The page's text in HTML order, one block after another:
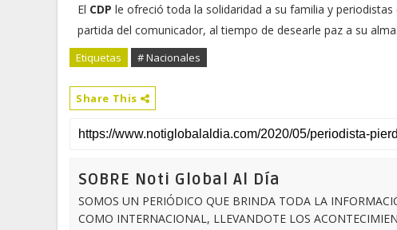
El CDP le ofreció toda la solidaridad a su familia y
partida del comunicador, al tiempo de desearle paz a su
Etiquetas # Nacionales
Share This
SOBRE Noti Global Al Día
SOMOS UN PERIÓDICO QUE BRINDA TODA LA
COMO INTERNACIONAL, LLEVANDOTE LOS